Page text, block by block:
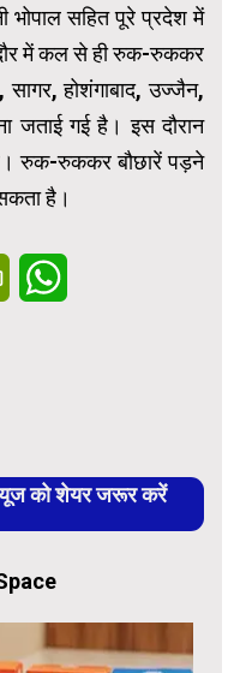
भोपाल सहित पूरे प्रदेश में
में कल से ही रुक-रुककर
होशंगाबाद, उज्जैन,
जताई गई है। इस दौरान
है। रुक-रुककर बौछारें पड़ने
है।
PrintFriendly
को शेयर जरूर करें